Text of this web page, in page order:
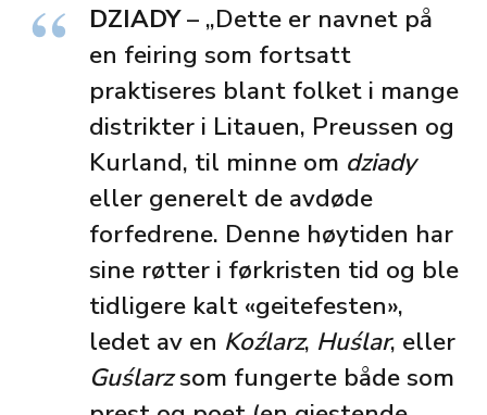
DZIADY– „Dette er navnet på
en feiring som fortsatt
praktiseres blant folket i mange
distrikter i Litauen, Preussen og
Kurland, til minne om dziady
eller generelt de avdøde
forfedrene. Denne høytiden har
sine røtter i førkristen tid og ble
tidligere kalt «geitefesten»,
ledet av en Koźlarz, Huślar, eller
Guślarzsom fungerte både som